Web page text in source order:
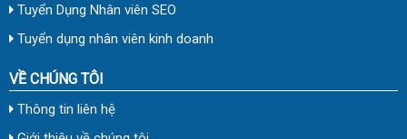
Tuyển Dụng Nhân viên SEO
Tuyển dụng nhân viên kinh doanh
VỀ CHÚNG TÔI
Thông tin liên hệ